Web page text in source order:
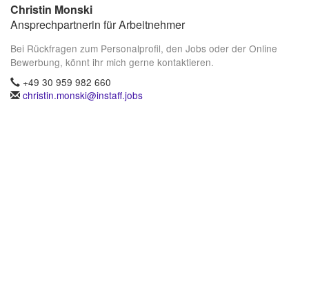
Christin Monski
Ansprechpartnerin für Arbeitnehmer
Bei Rückfragen zum Personalprofil, den Jobs oder der Online
Bewerbung, könnt ihr mich gerne kontaktieren.
+49 30 959 982 660
christin.monski@instaff.jobs